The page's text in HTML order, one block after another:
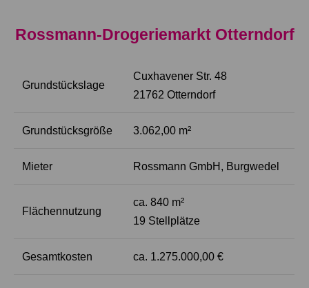
Rossmann-Drogeriemarkt Otterndorf
Grundstückslage
Cuxhavener Str. 48
21762 Otterndorf
Grundstücksgröße 3.062,00 m²
Mieter Rossmann GmbH, Burgwedel
Flächennutzung
ca. 840 m²
19 Stellplätze
Gesamtkosten ca. 1.275.000,00 €